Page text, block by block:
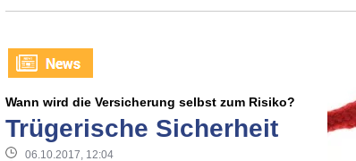
Wann wird die Versicherung selbst zum Risiko?
Trügerische Sicherheit
06.10.2017, 12:04